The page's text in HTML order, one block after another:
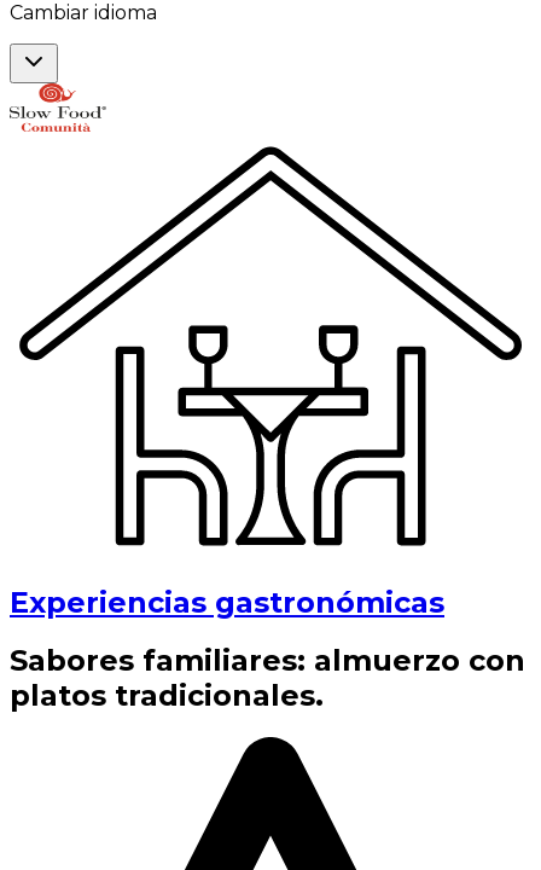
Cambiar idioma
Experiencias gastronómicas
Sabores familiares: almuerzo con
platos tradicionales.